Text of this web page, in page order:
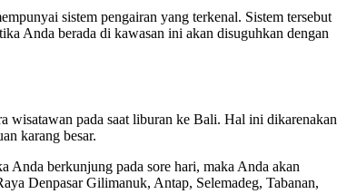
sistem pengairan yang terkenal. Sistem tersebut
Anda berada di kawasan ini akan disuguhkan dengan
wisatawan pada saat liburan ke Bali. Hal ini dikarenakan
karang besar.
Anda berkunjung pada sore hari, maka Anda akan
Denpasar Gilimanuk, Antap, Selemadeg, Tabanan,